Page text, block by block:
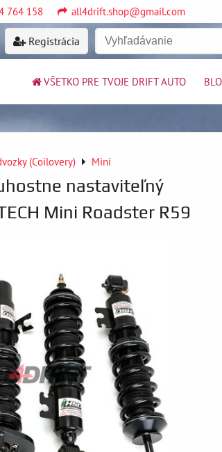
764 158 all4drift.shop@gmail.com
Registrácia
VŠETKO PRE TVOJE DRIFT AUTO
(Coilovery) Mini
nastaviteľný
Mini Roadster R59